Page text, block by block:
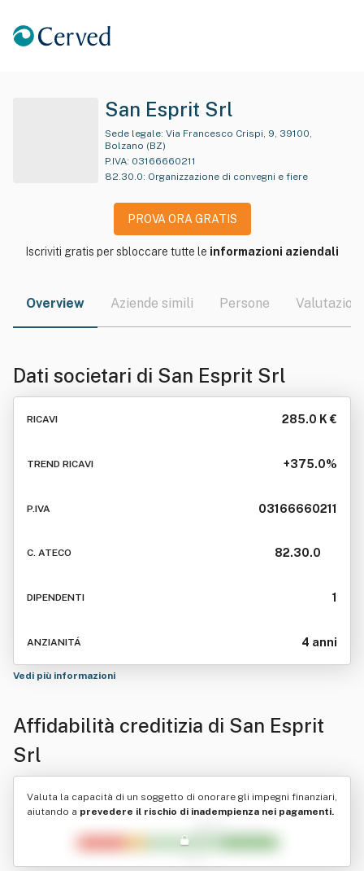
San Esprit Srl
Sede legale:
Bolzano (BZ)
P.IVA: 03166660211
82.30.0: Organizzazione di convegni e fiere
PROVA ORA GRATIS
Iscriviti gratis per sbloccare tutte le informazioni aziendali
Overview Aziende simili Persone Valutazioni
Dati societari di San Esprit Srl
RICAVI 285.0 K €
TREND RICAVI +375.0%
P.IVA 03166660211
C. ATECO 82.30.0
DIPENDENTI 1
ANZIANITÁ 4 anni
Vedi più informazioni
Affidabilità creditizia di San Esprit
Srl
Valuta la capacità di un soggetto di onorare gli impegni finanziari,
aiutando a prevedere il rischio di inadempienza nei pagamenti.